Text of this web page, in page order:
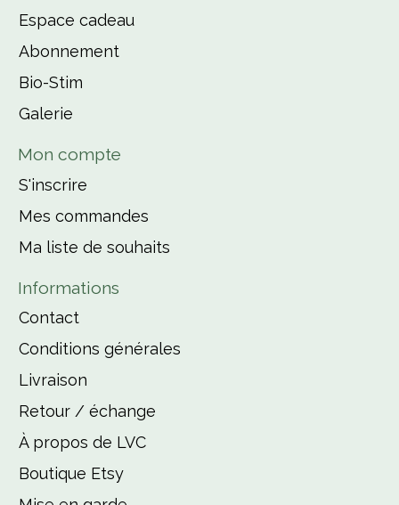
Espace cadeau
Abonnement
Bio-Stim
Galerie
Mon compte
S'inscrire
Mes commandes
Ma liste de souhaits
Informations
Contact
Conditions générales
Livraison
Retour / échange
À propos de LVC
Boutique Etsy